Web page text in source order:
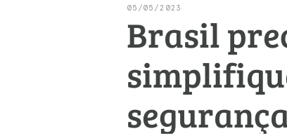
05/05/2023
Brasil